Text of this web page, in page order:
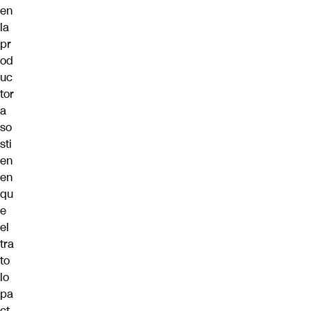
en
la
pr
od
uc
tor
a
so
sti
en
en
qu
e
el
tra
to
lo
pa